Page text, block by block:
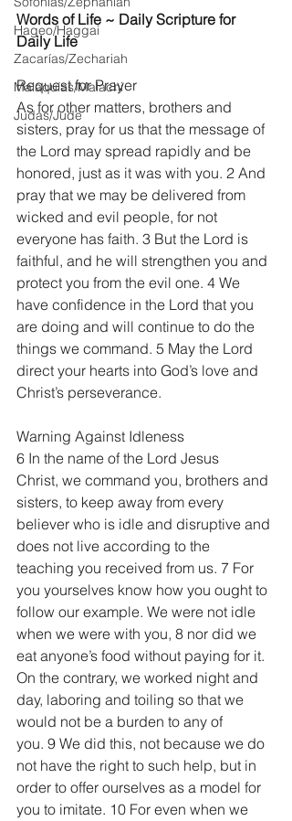
Hageo/Haggai
Zacarías/Zechariah
Malaquías/Malachi
Judas/Jude
Words of Life ~ Daily Scripture for
Daily Life
Request for Prayer
As for other matters, brothers and
sisters, pray for us that the message of
the Lord may spread rapidly and be
honored, just as it was with you. 2 And
pray that we may be delivered from
wicked and evil people, for not
everyone has faith. 3 But the Lord is
faithful, and he will strengthen you and
protect you from the evil one. 4 We
have confidence in the Lord that you
are doing and will continue to do the
things we command. 5 May the Lord
direct your hearts into God’s love and
Christ’s perseverance.
Warning Against Idleness
6 In the name of the Lord Jesus
Christ, we command you, brothers and
sisters, to keep away from every
believer who is idle and disruptive and
does not live according to the
teaching you received from us. 7 For
you yourselves know how you ought to
follow our example. We were not idle
when we were with you, 8 nor did we
eat anyone’s food without paying for it.
On the contrary, we worked night and
day, laboring and toiling so that we
would not be a burden to any of
you. 9 We did this, not because we do
not have the right to such help, but in
order to offer ourselves as a model for
you to imitate. 10 For even when we